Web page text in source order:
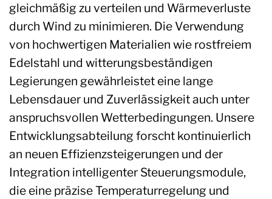
gleichmäßig zu verteilen und Wärmeverluste
durch Wind zu minimieren. Die Verwendung
von hochwertigen Materialien wie rostfreiem
Edelstahl und witterungsbeständigen
Legierungen gewährleistet eine lange
Lebensdauer und Zuverlässigkeit auch unter
anspruchsvollen Wetterbedingungen. Unsere
Entwicklungsabteilung forscht kontinuierlich
an neuen Effizienzsteigerungen und der
Integration intelligenter Steuerungsmodule,
die eine präzise Temperaturregelung und